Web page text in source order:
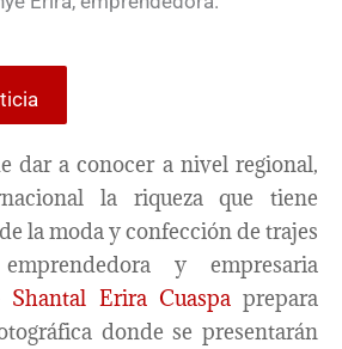
dar a conocer a nivel regional,
la riqueza que tiene
la moda y confección de trajes
y empresaria
Shantal Erira Cuaspa prepara
donde se presentarán